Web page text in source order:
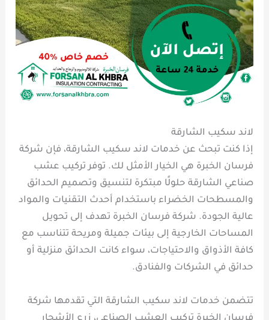
لاند سكيب الشارقة
إذا كنت تبحث عن خدمات لاند سكيب الشارقة، فإن شركة
فرسان الخبرة هي الخيار الأمثل لك. توفر تركيب عشب
صناعي الشارقة حلولًا مبتكرة لتنسيق وتصميم الحدائق
والمسطحات الخضراء باستخدام أحدث التقنيات والمواد
عالية الجودة. شركة فرسان الخبرة تهدف إلى تحويل
المساحات الخارجية إلى بيئات جميلة ومريحة تتناسب مع
كافة الأذواق والاحتياجات، سواء كانت الحدائق منزلية أو
حدائق في الشركات والفنادق.
تتضمن خدمات لاند سكيب الشارقة التي تقدمها شركة